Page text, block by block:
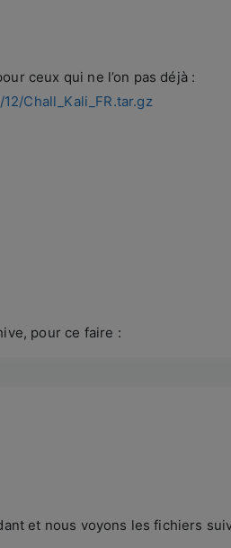
ceux qui ne l’on pas déjà :
Chall_Kali_FR.tar.gz
pour ce faire :
et nous voyons les fichiers